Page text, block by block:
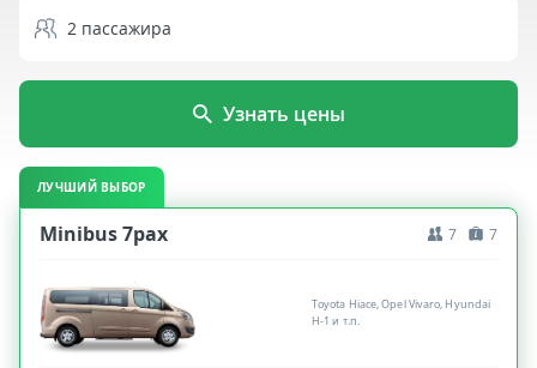
2 пассажира
Узнать цены
ЛУЧШИЙ ВЫБОР
Minibus 7pax 7 7
Toyota Hiace, Opel Vivaro, Hyundai
H-1 и т.п.